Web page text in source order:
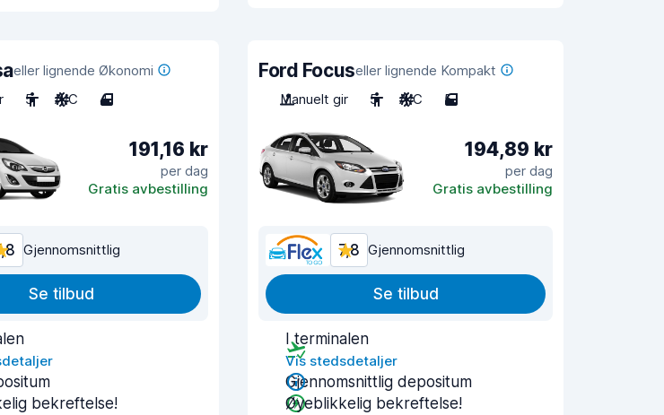
eller lignende Økonomi
5 A/C 4
191,16 kr
per dag
Gratis avbestilling
Gjennomsnittlig
Se tilbud
bekreftelse!
Ford Focuseller lignende Kompakt
Manuelt gir
5 A/C 5
194,89 kr
per dag
Gratis avbestilling
7,8 Gjennomsnittlig
Se tilbud
I terminalen
Vis stedsdetaljer
Gjennomsnittlig depositum
Øyeblikkelig bekreftelse!